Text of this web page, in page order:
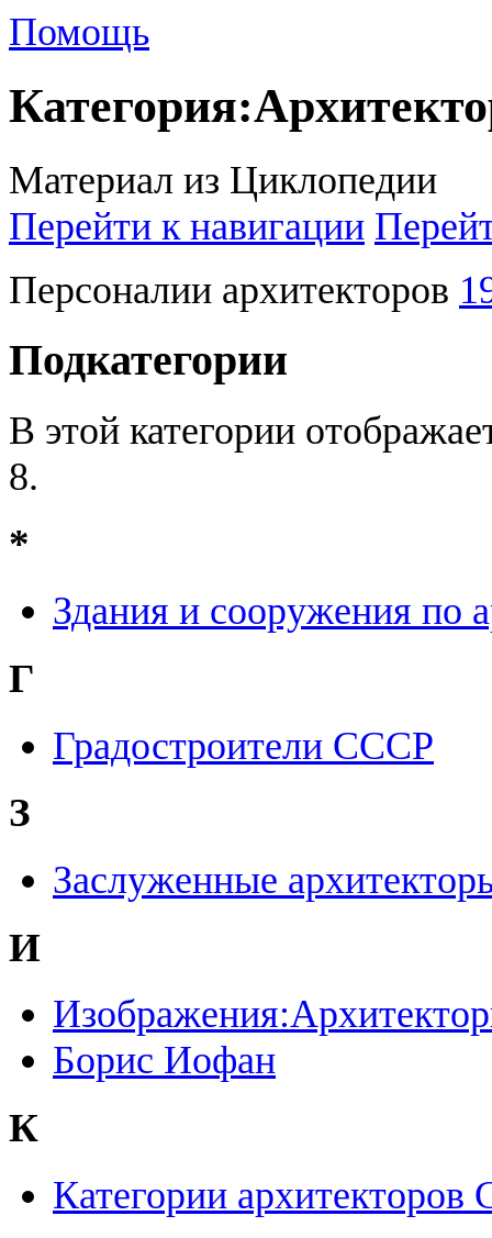
Помощь
Категория:
Материал из Циклопедии
Перейти к навигации
Персоналии архитекторов
Подкатегории
В этой категории
8.
*
Здания и сооружения по
Г
Градостроители СССР
З
Заслуженные
И
Борис Иофан
К
Категории